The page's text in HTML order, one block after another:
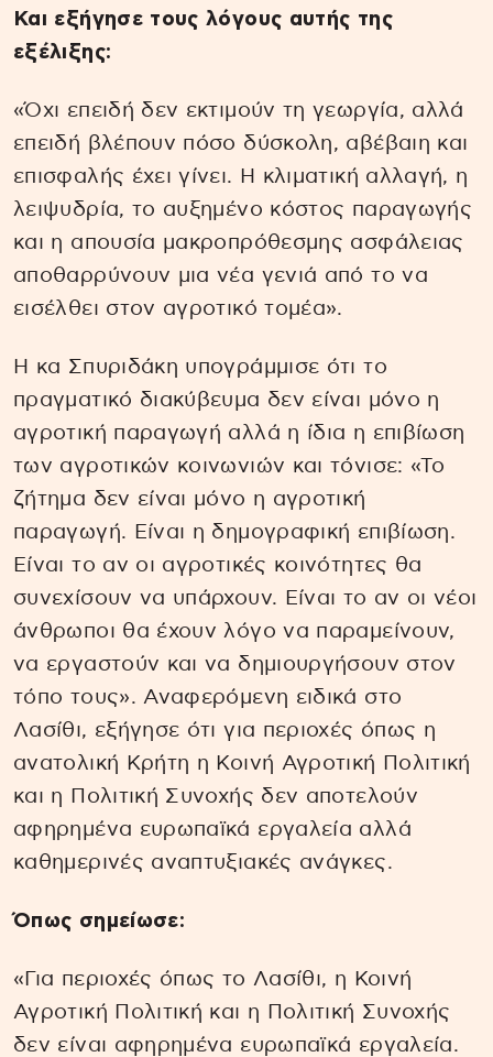
Και εξήγησε τους λόγους αυτής της
εξέλιξης:
«Όχι επειδή δεν εκτιμούν τη γεωργία, αλλά
επειδή βλέπουν πόσο δύσκολη, αβέβαιη και
επισφαλής έχει γίνει. Η κλιματική αλλαγή, η
λειψυδρία, το αυξημένο κόστος παραγωγής
και η απουσία μακροπρόθεσμης ασφάλειας
αποθαρρύνουν μια νέα γενιά από το να
εισέλθει στον αγροτικό τομέα».
Η κα Σπυριδάκη υπογράμμισε ότι το
πραγματικό διακύβευμα δεν είναι μόνο η
αγροτική παραγωγή αλλά η ίδια η επιβίωση
των αγροτικών κοινωνιών και τόνισε: «Το
ζήτημα δεν είναι μόνο η αγροτική
παραγωγή. Είναι η δημογραφική επιβίωση.
Είναι το αν οι αγροτικές κοινότητες θα
συνεχίσουν να υπάρχουν. Είναι το αν οι νέοι
άνθρωποι θα έχουν λόγο να παραμείνουν,
να εργαστούν και να δημιουργήσουν στον
τόπο τους». Αναφερόμενη ειδικά στο
Λασίθι, εξήγησε ότι για περιοχές όπως η
ανατολική Κρήτη η Κοινή Αγροτική Πολιτική
και η Πολιτική Συνοχής δεν αποτελούν
αφηρημένα ευρωπαϊκά εργαλεία αλλά
καθημερινές αναπτυξιακές ανάγκες.
Όπως σημείωσε:
«Για περιοχές όπως το Λασίθι, η Κοινή
Αγροτική Πολιτική και η Πολιτική Συνοχής
δεν είναι αφηρημένα ευρωπαϊκά εργαλεία.